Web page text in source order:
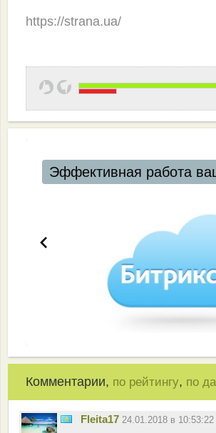
https://strana.ua/
Эффективная работа
Комментарии, по рейтингу, по
Fleita17 24.01.2018 в